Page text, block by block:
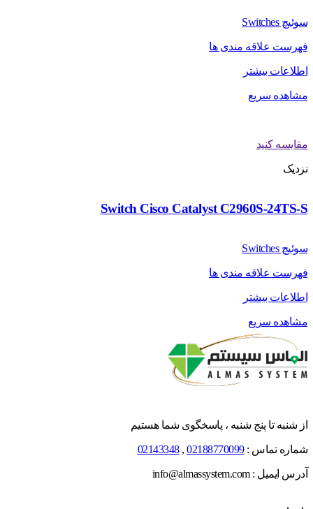
سوئیچ Switches
فهرست علاقه مندی ها
اطلاعات بیشتر
مشاهده سریع
مقایسه کنید
نزدیک
Switch Cisco Catalyst C2960S-24TS-S
سوئیچ Switches
فهرست علاقه مندی ها
اطلاعات بیشتر
مشاهده سریع
از شنبه تا پنج شنبه ، پاسخگوی شما هستیم
شماره تماس :02188770099
,
02143348
آدرس ایمیل : info@almassystem.com